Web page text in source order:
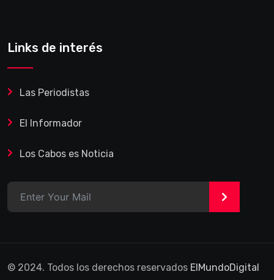
Links de interés
Las Periodistas
El Informador
Los Cabos es Noticia
>
© 2024. Todos los derechos reservados ElMundoDigital